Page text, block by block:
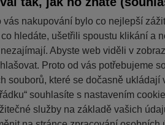
vás nakupování bylo co nejlepší
hledáte, ušetřili spoustu klikání a
Abyste web viděli v
Proto od vás potřebujeme
souborů, které se dočasně ukládají
souhlasíte s nastavením
služby na základě vašich